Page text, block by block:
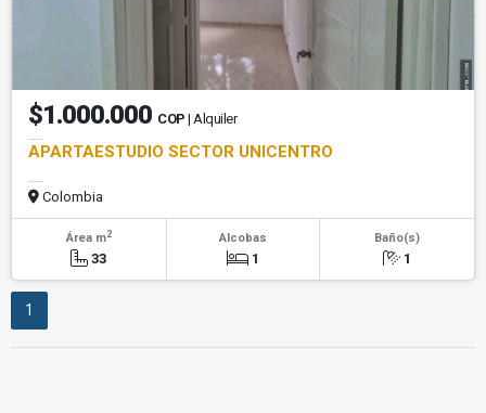
$1.000.000 COP | Alquiler
APARTAESTUDIO SECTOR UNICENTRO
Colombia
Área m2
33
Alcobas
1
Baño(s)
1
1